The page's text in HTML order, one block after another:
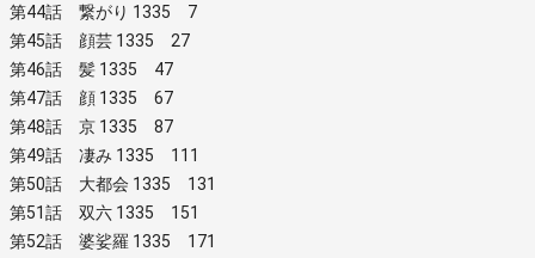
第44話 繋がり 1335 7
第45話 顔芸 1335 27
第46話 髪 1335 47
第47話 顔 1335 67
第48話 京 1335 87
第49話 凄み 1335 111
第50話 大都会 1335 131
第51話 双六 1335 151
第52話 婆娑羅 1335 171